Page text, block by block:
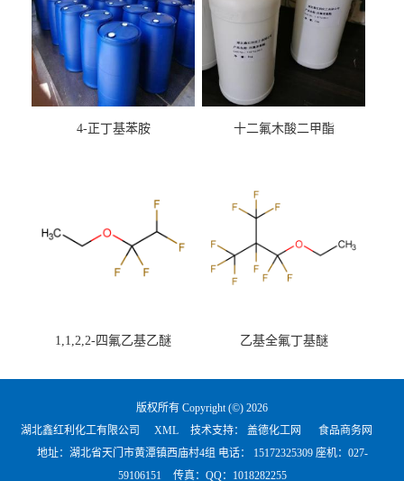
4-正丁基苯胺 十二氟木酸二甲酯
1,1,2,2-四氟乙基乙醚 乙基全氟丁基醚
版权所有 Copyright (©) 2026
湖北鑫红利化工有限公司
XML 技术支持： 盖德化工网
食品商务网
地址：湖北省天门市黄潭镇西庙村4组 电话：
15172325309 座机：027-
59106151
传真：QQ：1018282255